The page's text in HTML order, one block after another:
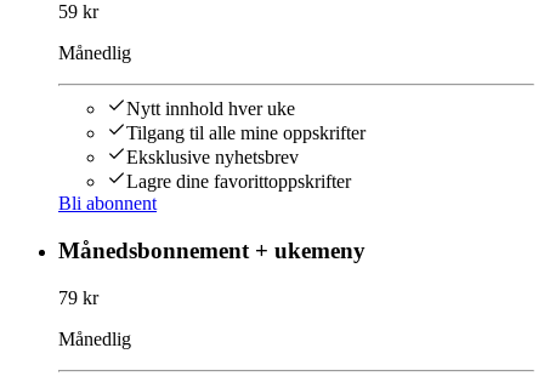
59 kr
Månedlig
Nytt innhold hver uke
Tilgang til alle mine oppskrifter
Eksklusive nyhetsbrev
Lagre dine favorittoppskrifter
Bli abonnent
Månedsbonnement + ukemeny
79 kr
Månedlig